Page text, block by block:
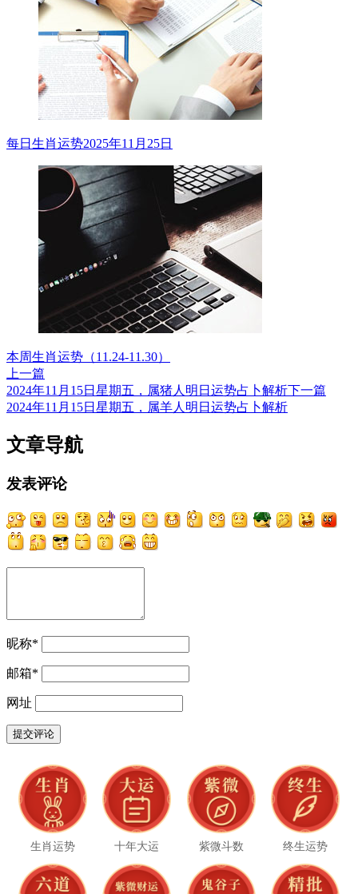
每日生肖运势2025年11月25日
本周生肖运势（11.24-11.30）
上一篇
2024年11月15日星期五，属猪人明日运势占卜解析下一篇
2024年11月15日星期五，属羊人明日运势占卜解析
文章导航
发表评论
昵称*
邮箱*
网址
生肖运势 十年大运 紫微斗数 终生运势